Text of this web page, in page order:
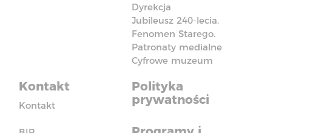
Dyrekcja
Jubileusz 240-lecia.
Fenomen Starego.
Patronaty medialne
Cyfrowe muzeum
Kontakt
Kontakt
Polityka
prywatności